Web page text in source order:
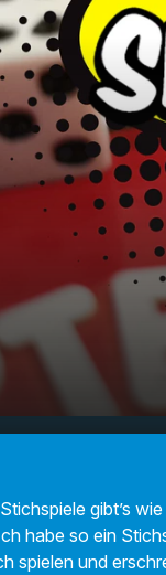
gibt’s
habe so ein
spielen und